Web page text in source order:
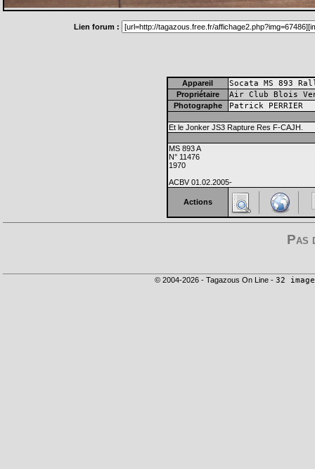
Lien forum :
Appareil Socata MS 893
Propriétaire Air Club Blois
Photographe Patrick PERRIER
Et le Jonker JS3 Rapture Res F-CAJH.
MS 893 A
N° 11476
1970
ACBV 01.02.2005-
Actions
Pas
© 2004-2026 - Tagazous On Line - 32